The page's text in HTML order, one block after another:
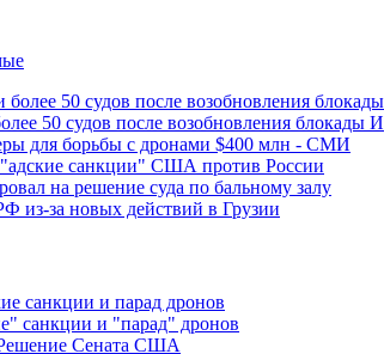
50 судов после возобновления блокады
для борьбы с дронами $400 млн - СМИ
"адские санкции" США против России
на решение суда по бальному залу
из-за новых действий в Грузии
санкции и "парад" дронов